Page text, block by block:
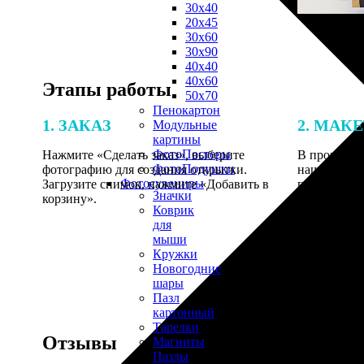
30х40
20х45
30х60
30х90
40х40
40х60
50х70
Пенокартон
Модульные
картины
ФотоПостеры
ФотоПодушки
Фотоcувениры
Значки
Коврик
для
мыши
Кружки
Новогодние
шары
Пазл
картонный
Тарелки
Магниты
Пазлы
Этапы работы
1. ЗАКАЗ
Нажмите «Сделать заказ», выберите
фотографию для создания открытки.
Загрузите снимок, нажмите «Добавить в
корзину».
2.
В процессе
наши
по
Отзывы